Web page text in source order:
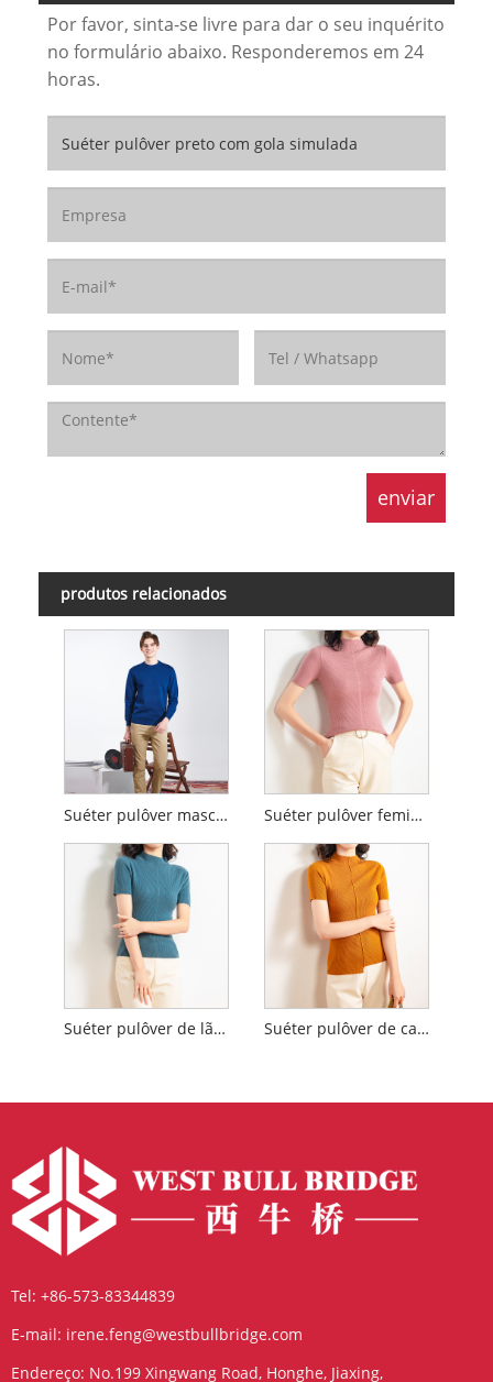
Por favor, sinta-se livre para dar o seu inquérito
no formulário abaixo. Responderemos em 24
horas.
produtos relacionados
Suéter pulôver masculino com gola simulada Suéter pulôver feminino com gola simulada
Suéter pulôver de lã Merino com gola simulada Suéter pulôver de caxemira com gola simulada
Tel: +86-573-83344839
E-mail: irene.feng@westbullbridge.com
Endereço: No.199 Xingwang Road, Honghe, Jiaxing,